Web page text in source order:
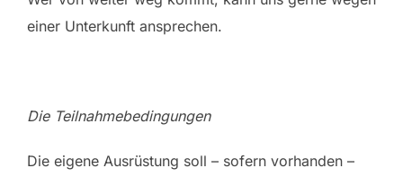
einer Unterkunft ansprechen.
Die Teilnahmebedingungen
Die eigene Ausrüstung soll – sofern vorhanden –